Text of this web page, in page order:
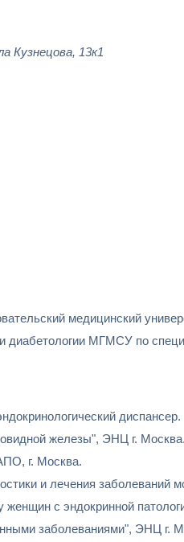
Кузнецова, 13к1
медицинский
диабетологии МГМСУ по
диспансер.
железы", ЭНЦ г. Москва.
г. Москва.
и лечения
женщин с эндокринной
заболеваниями", ЭНЦ г.